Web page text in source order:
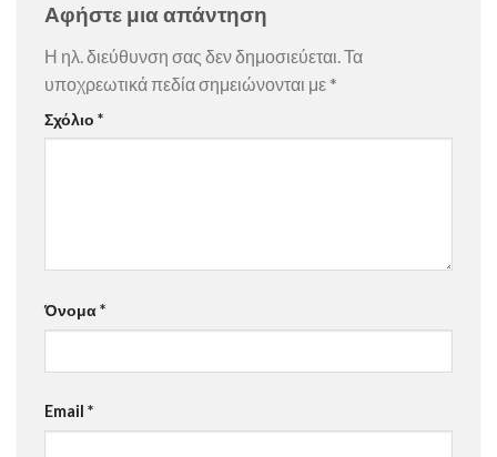
Αφήστε μια απάντηση
Η ηλ. διεύθυνση σας δεν δημοσιεύεται. Τα
υποχρεωτικά πεδία σημειώνονται με *
Σχόλιο *
Όνομα*
Email *